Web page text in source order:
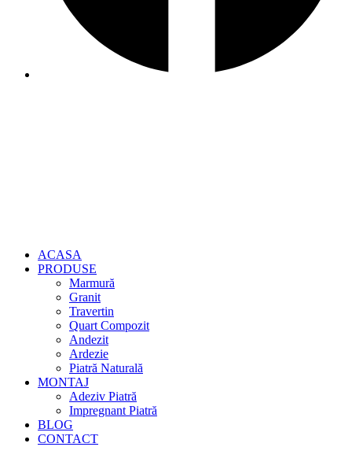
ACASA
PRODUSE
Marmură
Granit
Travertin
Quart Compozit
Andezit
Ardezie
Piatră Naturală
MONTAJ
Adeziv Piatră
Impregnant Piatră
BLOG
CONTACT